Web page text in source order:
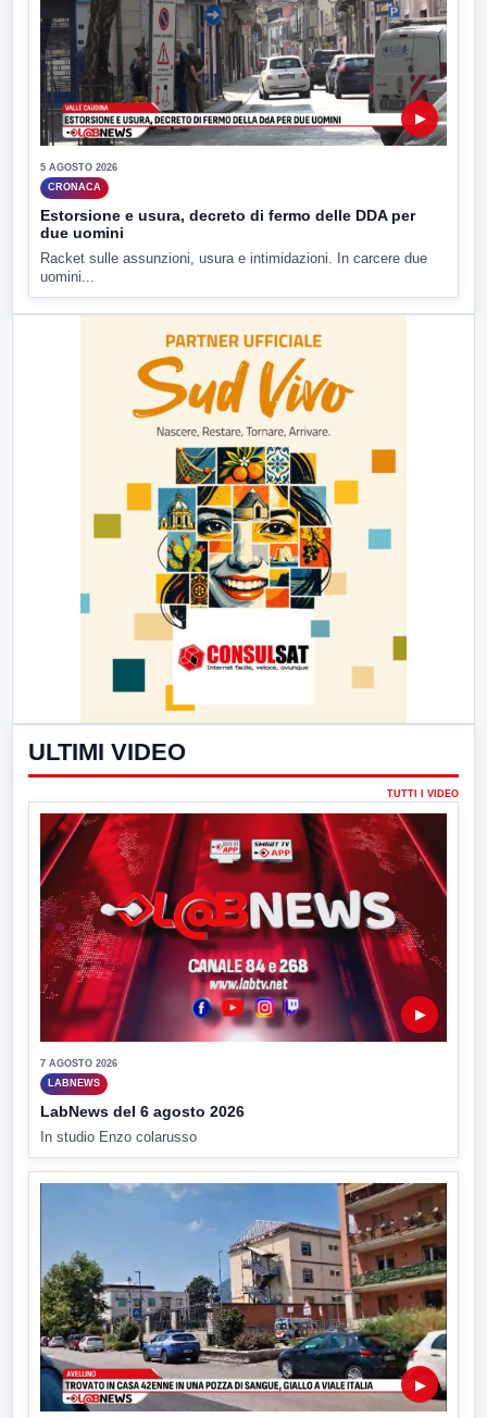
▶
5 AGOSTO 2026
CRONACA
Estorsione e usura, decreto di fermo delle DDA per
due uomini
Racket sulle assunzioni, usura e intimidazioni. In carcere due
uomini...
ULTIMI VIDEO
TUTTI I VIDEO
▶
7 AGOSTO 2026
LABNEWS
LabNews del 6 agosto 2026
In studio Enzo colarusso
▶